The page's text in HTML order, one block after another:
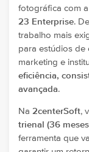
fotográfica com a
23 Enterprise.
trabalho mais
para estúdios de
marketing e
eficiência,
avançada.
Na 2centerSoft,
trienal (36
ferramenta que